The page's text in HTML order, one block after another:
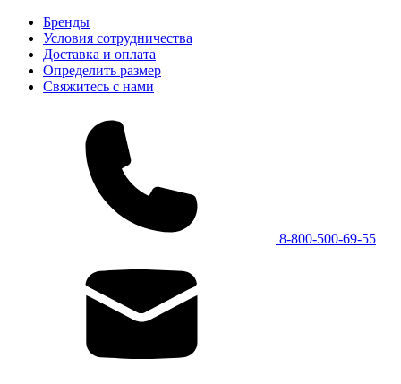
Бренды
Условия сотрудничества
Доставка и оплата
Определить размер
Свяжитесь с нами
8-800-500-69-55